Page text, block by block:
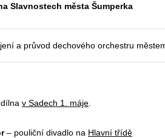
Slavnostech města Šumperka
a průvod dechového orchestru
v Sadech 1. máje
– pouliční divadlo na Hlavní třídě